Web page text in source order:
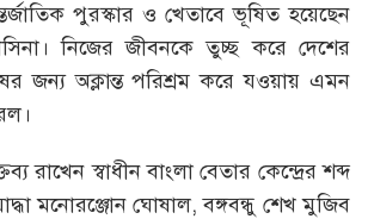
পুরস্কার ও খেতাবে ভূষিত হয়েছেন
নিজের জীবনকে তুচ্ছ করে দেশের
জন্য অক্লান্ত পরিশ্রম করে যওয়ায় এমন
রাখেন স্বাধীন বাংলা বেতার কেন্দ্রের শব্দ
মনোরঞ্জোন ঘোষাল, বঙ্গবন্ধু শেখ মুজিব